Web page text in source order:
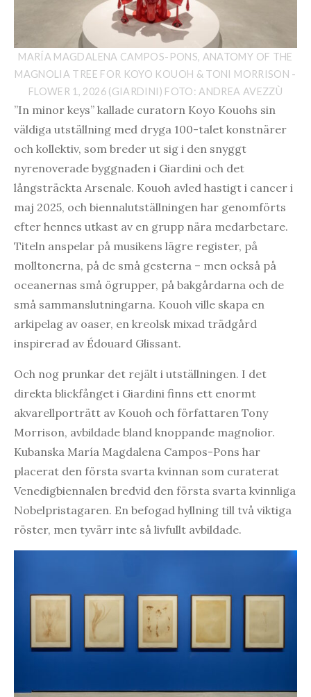
MARÍA MAGDALENA CAMPOS-PONS, ANATOMY OF THE
MAGNOLIA TREE FOR KOYO KOUOH & TONI MORRISON -
FLOWER 1, 2026 (GIARDINI) FOTO: ANDREA AVEZZÙ
”In minor keys” kallade curatorn Koyo Kouohs sin
väldiga utställning med dryga 100-talet konstnärer
och kollektiv, som breder ut sig i den snyggt
nyrenoverade byggnaden i Giardini och det
långsträckta Arsenale. Kouoh avled hastigt i cancer i
maj 2025, och biennalutställningen har genomförts
efter hennes utkast av en grupp nära medarbetare.
Titeln anspelar på musikens lägre register, på
molltonerna, på de små gesterna – men också på
oceanernas små ögrupper, på bakgårdarna och de
små sammanslutningarna. Kouoh ville skapa en
arkipelag av oaser, en kreolsk mixad trädgård
inspirerad av Édouard Glissant.
Och nog prunkar det rejält i utställningen. I det
direkta blickfånget i Giardini finns ett enormt
akvarellporträtt av Kouoh och författaren Tony
Morrison, avbildade bland knoppande magnolior.
Kubanska María Magdalena Campos-Pons har
placerat den första svarta kvinnan som curaterat
Venedigbiennalen bredvid den första svarta kvinnliga
Nobelpristagaren. En befogad hyllning till två viktiga
röster, men tyvärr inte så livfullt avbildade.